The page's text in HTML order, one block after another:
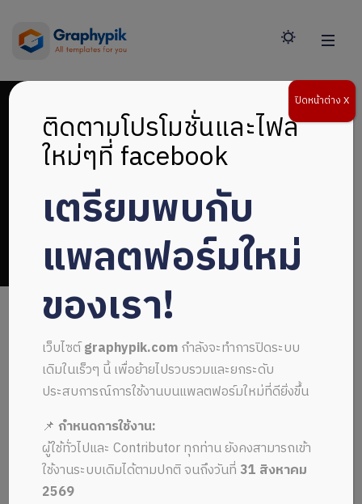
หน้าปก SAR doc
ALL MUSIC FROM หน้าปก SAR doc
ติดตามโปรโมชั่นและไฟล์
ใหม่ๆที่ facebook
เตรียมพบกับ
แพลตฟอร์มใหม่
ของเรา!
เว็บไซต์graphypik.comกำลังจะทำการปิดระบบ
เดิมในเร็วๆ นี้ เพื่อย้ายไปรวบรวมและยกระดับ
ประสบการณ์การใช้งานบนแพลตฟอร์มใหม่ที่ดียิ่งขึ้น
📌กำหนดการใช้งาน:
ผู้ใช้ทั่วไปและ Contributor ทุกท่าน ยังคงสามารถเข้า
ใช้งานระบบเดิมได้ตามปกติ จนถึงวันที่ 31 สิงหาคม
2569
ปิดหน้าต่าง X